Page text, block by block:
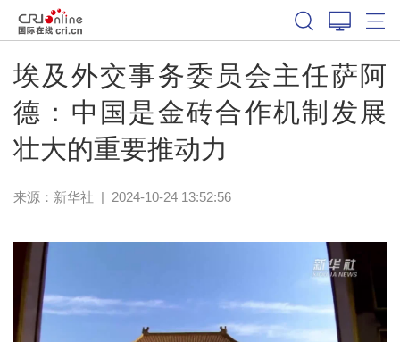
埃及外交事务委员会主任萨阿
德：中国是金砖合作机制发展
壮大的重要推动力
来源： 新华社 | 2024-10-24 13:52:56